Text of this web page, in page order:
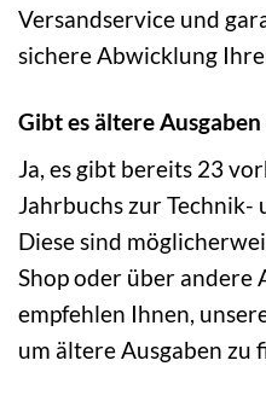
Versandservice und
sichere Abwicklung
Gibt es ältere
Ja, es gibt bereits 23
Jahrbuchs zur
Diese sind
Shop oder über
empfehlen Ihnen,
um ältere Ausgaben zu